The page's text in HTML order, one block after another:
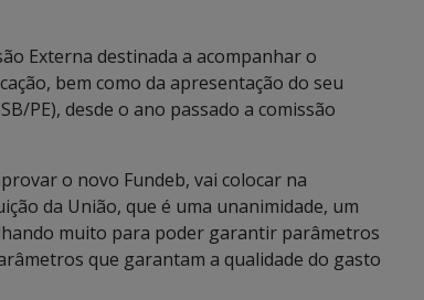
Externa destinada a acompanhar o
bem como da apresentação do seu
PE), desde o ano passado a comissão
o novo Fundeb, vai colocar na
da União, que é uma unanimidade, um
muito para poder garantir parâmetros
que garantam a qualidade do gasto